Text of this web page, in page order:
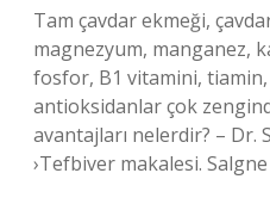
Tam çavdar ekmeği,
magnezyum, manganez,
fosfor, B1 vitamini,
antioksidanlar çok
avantajları nelerdir? – Dr.
›Tefbiver makalesi.